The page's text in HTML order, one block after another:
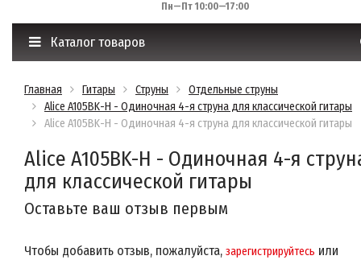
Пн—Пт 10:00—17:00
Каталог товаров
Главная Гитары Струны
Отдельные струны
Alice A105BK-H - Одиночная 4-я струна для классической гитары
Alice A105BK-H - Одиночная 4-я струна для классической гитары
Alice A105BK-H - Одиночная 4-я
для классической гитары
Оставьте ваш отзыв первым
Чтобы добавить отзыв, пожалуйста, зарегистрируйтесь или